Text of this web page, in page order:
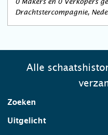
0 Makers en 0 Verkopers
Drachtstercompagnie,
Alle
Zoeken
Uitgelicht